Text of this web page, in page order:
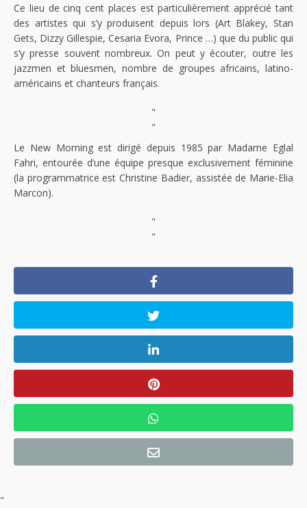
Ce lieu de cinq cent places est particulièrement apprécié tant
des artistes qui s’y produisent depuis lors (Art Blakey, Stan
Gets, Dizzy Gillespie, Cesaria Evora, Prince …) que du public qui
s’y presse souvent nombreux. On peut y écouter, outre les
jazzmen et bluesmen, nombre de groupes africains, latino-
américains et chanteurs français.
"
"
Le New Morning est dirigé depuis 1985 par Madame Eglal
Fahri, entourée d’une équipe presque exclusivement féminine
(la programmatrice est Christine Badier, assistée de Marie-Elia
Marcon).
"
"
"